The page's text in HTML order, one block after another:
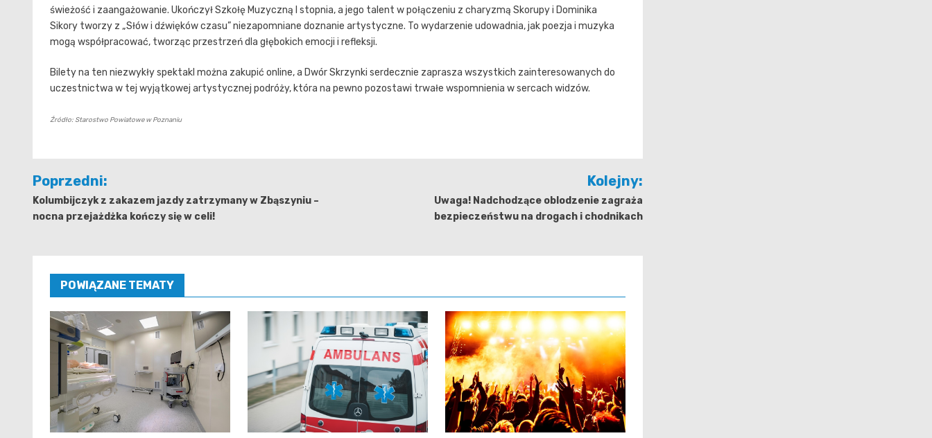
świeżość i zaangażowanie. Ukończył Szkołę Muzyczną I stopnia, a jego talent w połączeniu z charyzmą Skorupy i Dominika
Sikory tworzy z „Słów i dźwięków czasu” niezapomniane doznanie artystyczne. To wydarzenie udowadnia, jak poezja i muzyka
mogą współpracować, tworząc przestrzeń dla głębokich emocji i refleksji.
Bilety na ten niezwykły spektakl można zakupić online, a Dwór Skrzynki serdecznie zaprasza wszystkich zainteresowanych do
uczestnictwa w tej wyjątkowej artystycznej podróży, która na pewno pozostawi trwałe wspomnienia w sercach widzów.
Źródło: Starostwo Powiatowe w Poznaniu
Nawigacja
wpisu
Poprzedni:
Kolumbijczyk z zakazem jazdy zatrzymany w Zbąszyniu –
nocna przejażdżka kończy się w celi!
Kolejny:
Uwaga! Nadchodzące oblodzenie zagraża
bezpieczeństwu na drogach i chodnikach
POWIĄZANE TEMATY